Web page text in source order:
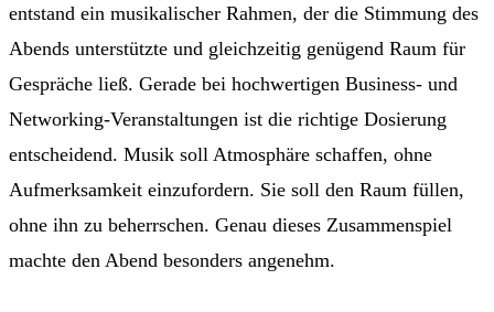
entstand ein musikalischer Rahmen, der die Stimmung des
Abends unterstützte und gleichzeitig genügend Raum für
Gespräche ließ. Gerade bei hochwertigen Business- und
Networking-Veranstaltungen ist die richtige Dosierung
entscheidend. Musik soll Atmosphäre schaffen, ohne
Aufmerksamkeit einzufordern. Sie soll den Raum füllen,
ohne ihn zu beherrschen. Genau dieses Zusammenspiel
machte den Abend besonders angenehm.